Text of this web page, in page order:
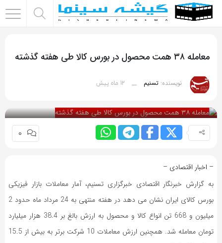
اشتراک
گذاری
با
از
زیر
می‌توانید
این
را
با
دوستان
خود
معامله ۳۸ همت محصول در بورس کالا طی هفته گذشته
نویسنده: تسنیم __ 12 ماه پیش
0
– اخبار اقتصادی –
به گزارش خبرنگار اقتصادی خبرگزاری تسنیم، آمار معاملات بازار فیزیکی
بورس کالای ایران نشان می دهد در هفته منتهی به 24 مرداد ماه حدود 2
میلیون و 668 تن انواع کالا و محصول به ارزش بالغ بر 38.4 هزار میلیارد
تومان معامله شد. همچنین ارزش معاملات 10 شرکت برتر به بیش از 15.5